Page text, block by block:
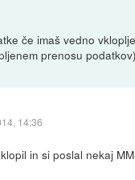
če imaš vedno
prenosu
14:36
in si poslal nekaj